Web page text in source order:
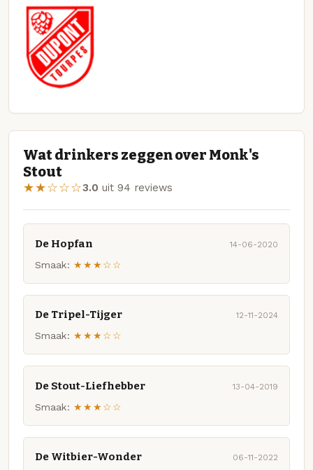
Wat drinkers zeggen over Monk's
Stout
★★☆☆☆3.0 uit 94 reviews
De Hopfan 14-06-2020
Smaak: ★★★☆☆
De Tripel-Tijger 12-11-2024
Smaak: ★★★☆☆
De Stout-Liefhebber 13-04-2019
Smaak: ★★★☆☆
De Witbier-Wonder 06-11-2022